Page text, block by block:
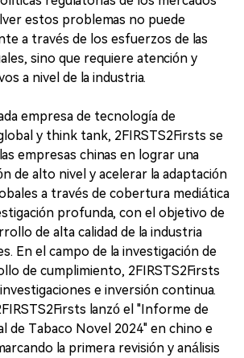
estos problemas no puede
a través de los esfuerzos de las
sino que requiere atención y
a nivel de la industria.
empresa de tecnología de
y think tank, 2FIRSTS2Firsts se
empresas chinas en lograr una
de alto nivel y acelerar la adaptación
a través de cobertura mediática
profunda, con el objetivo de
de alta calidad de la industria
En el campo de la investigación de
de cumplimiento, 2FIRSTS2Firsts
e inversión continua.
lanzó el "Informe de
de Tabaco Novel 2024" en chino e
la primera revisión y análisis